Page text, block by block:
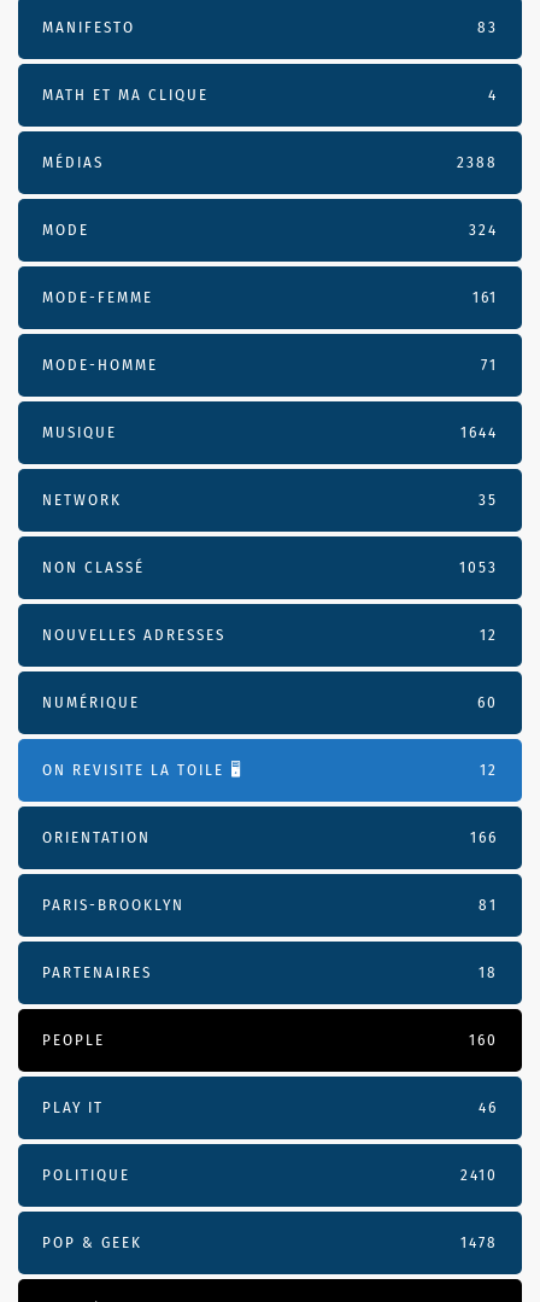
MANIFESTO 83
MATH ET MA CLIQUE 4
MÉDIAS 2388
MODE 324
MODE-FEMME 161
MODE-HOMME 71
MUSIQUE 1644
NETWORK 35
NON CLASSÉ 1053
NOUVELLES ADRESSES 12
NUMÉRIQUE 60
ON REVISITE LA TOILE 🖥️ 12
ORIENTATION 166
PARIS-BROOKLYN 81
PARTENAIRES 18
PEOPLE 160
PLAY IT 46
POLITIQUE 2410
POP & GEEK 1478